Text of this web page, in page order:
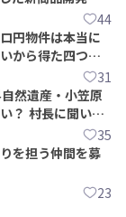
44
円物件は本当に
から得た四つの
31
然遺産・小笠原
？ 村長に聞いて
35
を担う仲間を募
23